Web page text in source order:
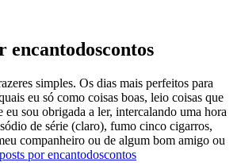
encantodoscontos
simples. Os dias mais perfeitos para
eu só como coisas boas, leio coisas que
eu sou obrigada a ler, intercalando uma hora
de série (claro), fumo cinco cigarros,
companheiro ou de algum bom amigo ou
por encantodoscontos